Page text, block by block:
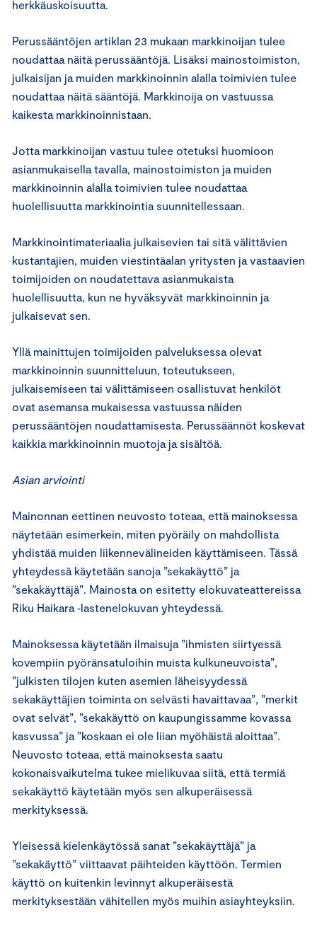
herkkäuskoisuutta.
Perussääntöjen artiklan 23 mukaan markkinoijan tulee
noudattaa näitä perussääntöjä. Lisäksi mainostoimiston,
julkaisijan ja muiden markkinoinnin alalla toimivien tulee
noudattaa näitä sääntöjä. Markkinoija on vastuussa
kaikesta markkinoinnistaan.
Jotta markkinoijan vastuu tulee otetuksi huomioon
asianmukaisella tavalla, mainostoimiston ja muiden
markkinoinnin alalla toimivien tulee noudattaa
huolellisuutta markkinointia suunnitellessaan.
Markkinointimateriaalia julkaisevien tai sitä välittävien
kustantajien, muiden viestintäalan yritysten ja vastaavien
toimijoiden on noudatettava asianmukaista
huolellisuutta, kun ne hyväksyvät markkinoinnin ja
julkaisevat sen.
Yllä mainittujen toimijoiden palveluksessa olevat
markkinoinnin suunnitteluun, toteutukseen,
julkaisemiseen tai välittämiseen osallistuvat henkilöt
ovat asemansa mukaisessa vastuussa näiden
perussääntöjen noudattamisesta. Perussäännöt koskevat
kaikkia markkinoinnin muotoja ja sisältöä.
Asian arviointi
Mainonnan eettinen neuvosto toteaa, että mainoksessa
näytetään esimerkein, miten pyöräily on mahdollista
yhdistää muiden liikennevälineiden käyttämiseen. Tässä
yhteydessä käytetään sanoja ”sekakäyttö” ja
”sekakäyttäjä”. Mainosta on esitetty elokuvateattereissa
Riku Haikara ‑lastenelokuvan yhteydessä.
Mainoksessa käytetään ilmaisuja ”ihmisten siirtyessä
kovempiin pyöränsatuloihin muista kulkuneuvoista”,
”julkisten tilojen kuten asemien läheisyydessä
sekakäyttäjien toiminta on selvästi havaittavaa”, ”merkit
ovat selvät”, ”sekakäyttö on kaupungissamme kovassa
kasvussa” ja ”koskaan ei ole liian myöhäistä aloittaa”.
Neuvosto toteaa, että mainoksesta saatu
kokonaisvaikutelma tukee mielikuvaa siitä, että termiä
sekakäyttö käytetään myös sen alkuperäisessä
merkityksessä.
Yleisessä kielenkäytössä sanat ”sekakäyttäjä” ja
”sekakäyttö” viittaavat päihteiden käyttöön. Termien
käyttö on kuitenkin levinnyt alkuperäisestä
merkityksestään vähitellen myös muihin asiayhteyksiin.